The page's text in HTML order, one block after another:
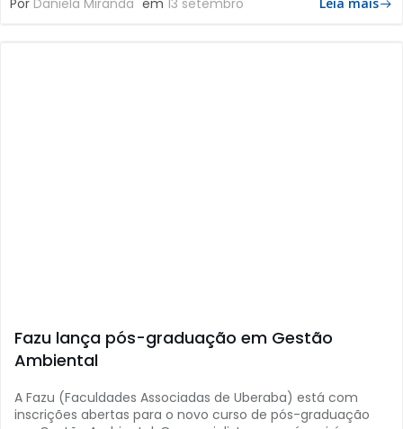
Fazu lança pós-graduação em Gestão
Ambiental
A Fazu (Faculdades Associadas de Uberaba) está com
inscrições abertas para o novo curso de pós-graduação